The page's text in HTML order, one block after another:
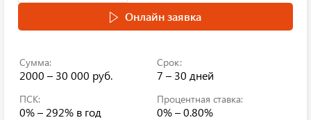
Онлайн заявка
Сумма:
2000 – 30 000 руб.
Срок:
7 – 30 дней
ПСК:
0% – 292% в год
Процентная ставка:
0% – 0.80%